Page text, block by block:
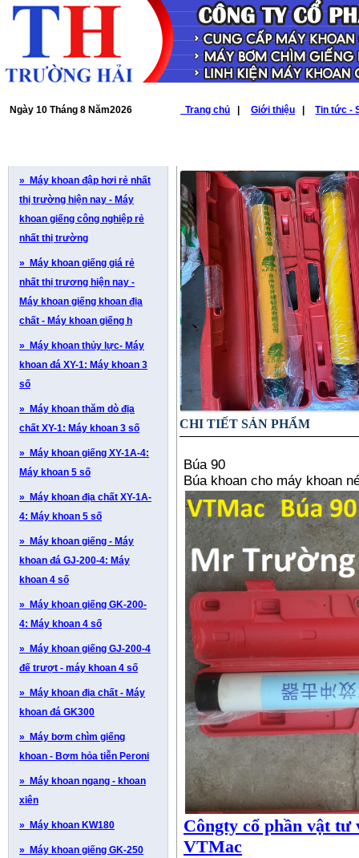
Ngày 10 Tháng 8 Năm2026 Trang chủ Giới thiệu Tin tức -
» Máy khoan đập hơi rẻ nhất
thị trường hiện nay - Máy
khoan giếng công nghiệp rẻ
nhất thị trường
» Máy khoan giếng giá rẻ
nhất thị trương hiện nay -
Máy khoan giếng khoan địa
chất - Máy khoan giếng h
» Máy khoan thủy lực- Máy
khoan đá XY-1: Máy khoan 3
số
» Máy khoan thăm dò địa
chất XY-1: Máy khoan 3 số
» Máy khoan giếng XY-1A-4:
Máy khoan 5 số
» Máy khoan địa chất XY-1A-
4: Máy khoan 5 số
» Máy khoan giếng - Máy
khoan đá GJ-200-4: Máy
khoan 4 số
» Máy khoan giếng GK-200-
4: Máy khoan 4 số
» Máy khoan giếng GJ-200-4
đế trượt - máy khoan 4 số
» Máy khoan địa chất - Máy
khoan đá GK300
» Máy bơm chìm giếng
khoan - B­ơm hỏa tiễn Peroni
» Máy khoan ngang - khoan
xiên
» Máy khoan KW180
» Máy khoan giếng GK-250
CHI TIẾT SẢN PHẨM
Búa 90
Búa khoan cho máy khoan
Côngty cổ phần vật tư
VTMac